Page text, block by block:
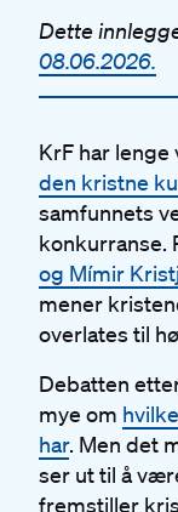
Dette
08.06.2026.
KrF har
den kristne
samfunnets
konkurranse.
og Mímir
mener
overlates til
Debatten
mye om
har. Men det
ser ut til å
fremstiller